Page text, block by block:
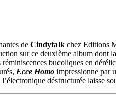
de Cindytalk chez Editions
sur ce deuxième album dont
réminiscences bucoliques en
Ecce Homo impressionne par
l’électronique déstructurée laisse